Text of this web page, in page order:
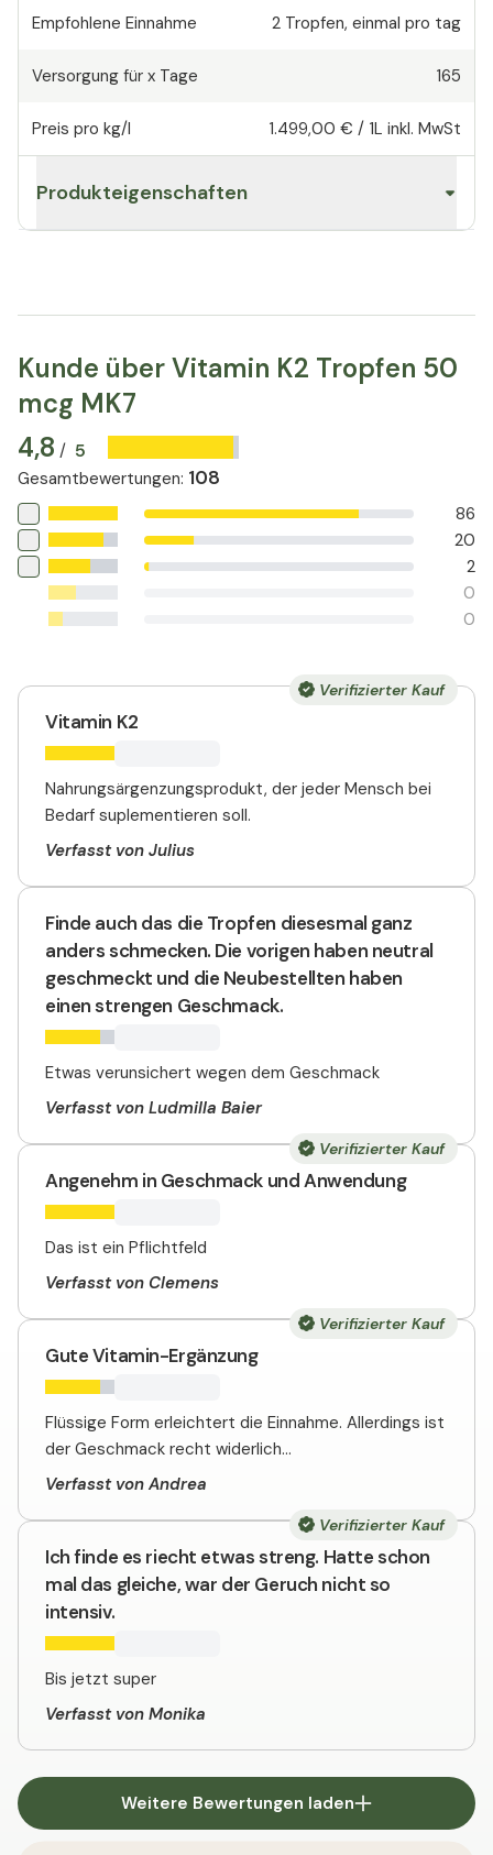
Empfohlene Einnahme 2 Tropfen, einmal pro tag
Versorgung für x Tage 165
Preis pro kg/l 1.499,00 € / 1L inkl. MwSt
Produkteigenschaften
Kunde über Vitamin K2 Tropfen 50
mcg MK7
4,8 / 5
Gesamtbewertungen: 108
86
20
2
0
0
Verifizierter Kauf
Vitamin K2
Nahrungsärgenzungsprodukt, der jeder Mensch bei
Bedarf suplementieren soll.
Verfasst von Julius
Finde auch das die Tropfen diesesmal ganz
anders schmecken. Die vorigen haben neutral
geschmeckt und die Neubestellten haben
einen strengen Geschmack.
Etwas verunsichert wegen dem Geschmack
Verfasst von Ludmilla Baier
Verifizierter Kauf
Angenehm in Geschmack und Anwendung
Das ist ein Pflichtfeld
Verfasst von Clemens
Verifizierter Kauf
Gute Vitamin-Ergänzung
Flüssige Form erleichtert die Einnahme. Allerdings ist
der Geschmack recht widerlich...
Verfasst von Andrea
Verifizierter Kauf
Ich finde es riecht etwas streng. Hatte schon
mal das gleiche, war der Geruch nicht so
intensiv.
Bis jetzt super
Verfasst von Monika
Weitere Bewertungen laden